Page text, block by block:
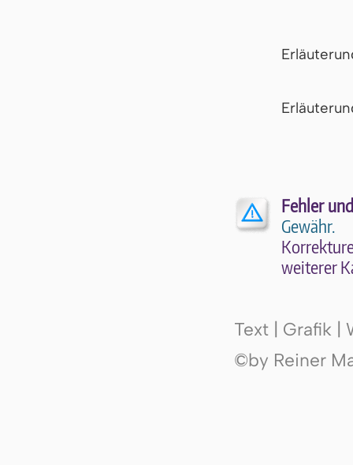
Fehler
Gewähr.
wei­te­rer
Text | Grafik |
©by Reiner